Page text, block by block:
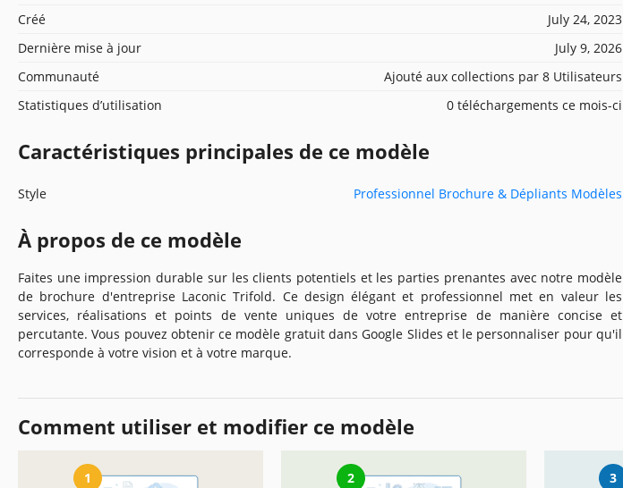
Créé
July 24, 2023
Dernière mise à jour
July 9, 2026
Communauté
Ajouté aux collections par 8 Utilisateurs
Statistiques d’utilisation
0 téléchargements ce mois-ci
Caractéristiques principales de ce modèle
Style Professionnel Brochure & Dépliants Modèles
À propos de ce modèle
Faites une impression durable sur les clients potentiels et les parties prenantes avec notre modèle
de brochure d'entreprise Laconic Trifold. Ce design élégant et professionnel met en valeur les
services, réalisations et points de vente uniques de votre entreprise de manière concise et
percutante. Vous pouvez obtenir ce modèle gratuit dans Google Slides et le personnaliser pour qu'il
corresponde à votre vision et à votre marque.
Comment utiliser et modifier ce modèle
1 2 3